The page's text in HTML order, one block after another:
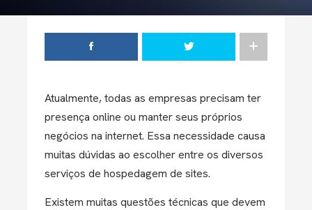
Atualmente, todas as empresas precisam ter
presença online ou manter seus próprios
negócios na internet. Essa necessidade causa
muitas dúvidas ao escolher entre os diversos
serviços de hospedagem de sites.
Existem muitas questões técnicas que devem